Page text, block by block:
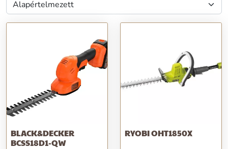
BLACK&DECKER
BCSS18D1-QW
RYOBI OHT1850X